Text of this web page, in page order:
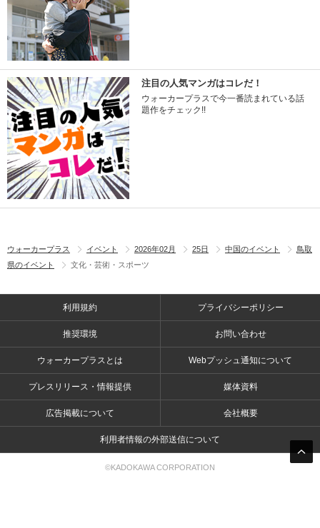
注目の人気マンガはコレだ！
ウォーカープラスで今一番読まれている話
題作をチェック!!
ウォーカープラス イベント 2026年02月 25日 中国のイベント
鳥取
県のイベント
文化・芸術・スポーツ
利用規約 プライバシーポリシー
推奨環境 お問い合わせ
ウォーカープラスとは Webプッシュ通知について
プレスリリース・情報提供 媒体資料
広告掲載について 会社概要
利用者情報の外部送信について
©KADOKAWA CORPORATION